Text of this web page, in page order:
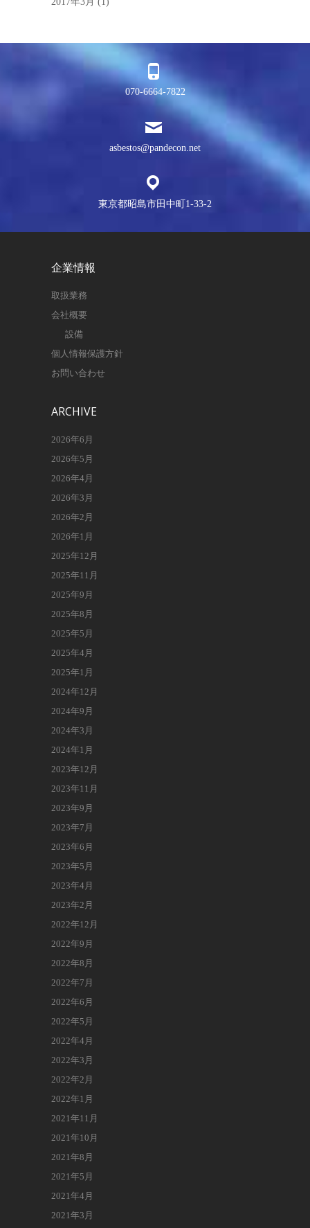
070-6664-7822
asbestos@pandecon.net
東京都昭島市田中町1-33-2
企業情報
取扱業務
会社概要
設備
個人情報保護方針
お問い合わせ
ARCHIVE
2026年6月
2026年5月
2026年4月
2026年3月
2026年2月
2026年1月
2025年12月
2025年11月
2025年9月
2025年8月
2025年5月
2025年4月
2025年1月
2024年12月
2024年9月
2024年3月
2024年1月
2023年12月
2023年11月
2023年9月
2023年7月
2023年6月
2023年5月
2023年4月
2023年2月
2022年12月
2022年9月
2022年8月
2022年7月
2022年6月
2022年5月
2022年4月
2022年3月
2022年2月
2022年1月
2021年11月
2021年10月
2021年8月
2021年5月
2021年4月
2021年3月